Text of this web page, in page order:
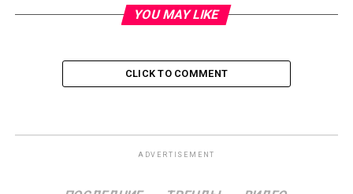
YOU MAY LIKE
CLICK TO COMMENT
ADVERTISEMENT